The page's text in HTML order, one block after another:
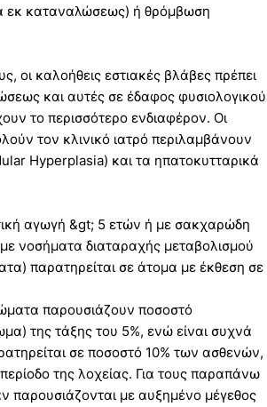
εκ καταναλώσεως) ή θρόμβωση
οι καλοήθεις εστιακές βλάβες πρέπει
και αυτές σε έδαφος φυσιολογικού
το περισσότερο ενδιαφέρον. Οι
τον κλινικό ιατρό περιλαμβάνουν
Hyperplasia) και τα ηπατοκυτταρικά
αγωγή &gt; 5 ετών ή με σακχαρώδη
νοσήματα διαταραχής μεταβολισμού
παρατηρείται σε άτομα με έκθεση σε
παρουσιάζουν ποσοστό
της τάξης του 5%, ενώ είναι συχνά
σε ποσοστό 10% των ασθενών,
της λοχείας. Για τους παραπάνω
παρουσιάζονται με αυξημένο μέγεθος